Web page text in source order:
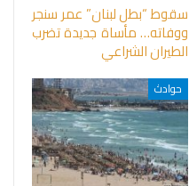
سقوط “بطل لبنان” عمر سنجر
ووفاته… مأساة جديدة تضرب
الطيران الشراعي
حوادث